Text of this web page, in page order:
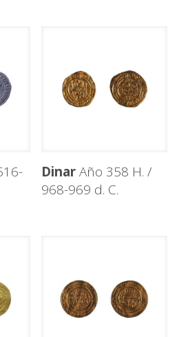
DinarAño 358 H. /
968-969 d. C.